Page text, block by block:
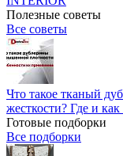
Полезные советы
Все советы
Что такое тканый
жесткости? Где и
Готовые подборки
Все подборки